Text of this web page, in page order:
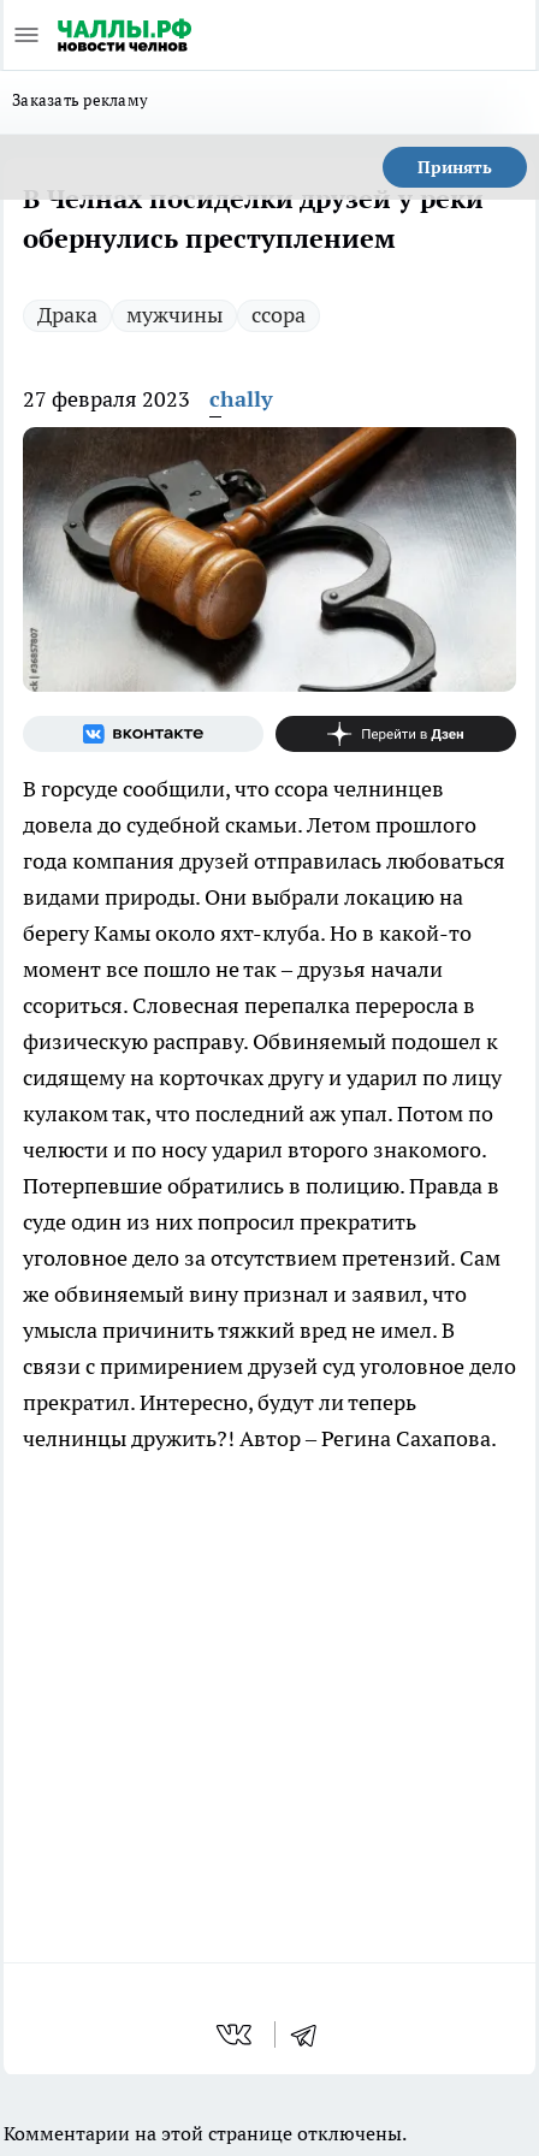
Заказать рекламу
Принять
В Челнах посиделки друзей у реки
обернулись преступлением
Драка мужчины ссора
27 февраля 2023 chally
В горсуде сообщили, что ссора челнинцев
довела до судебной скамьи. Летом прошлого
года компания друзей отправилась любоваться
видами природы. Они выбрали локацию на
берегу Камы около яхт-клуба. Но в какой-то
момент все пошло не так – друзья начали
ссориться. Словесная перепалка переросла в
физическую расправу. Обвиняемый подошел к
сидящему на корточках другу и ударил по лицу
кулаком так, что последний аж упал. Потом по
челюсти и по носу ударил второго знакомого.
Потерпевшие обратились в полицию. Правда в
суде один из них попросил прекратить
уголовное дело за отсутствием претензий. Сам
же обвиняемый вину признал и заявил, что
умысла причинить тяжкий вред не имел. В
связи с примирением друзей суд уголовное дело
прекратил. Интересно, будут ли теперь
челнинцы дружить?! Автор – Регина Сахапова.
Комментарии на этой странице отключены.